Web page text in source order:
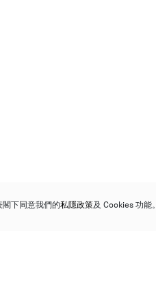
下同意我們的私隱政策及 Cookies 功能。